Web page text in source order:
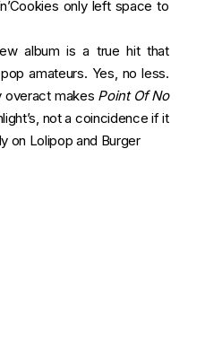
only left space to
album is a true hit that
amateurs. Yes, no less.
overact makes Point Of No
not a coincidence if it
on Lolipop and Burger